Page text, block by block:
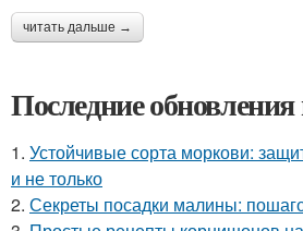
читать дальше →
Последние обновления
1. Устойчивые сорта моркови:
и не только
2. Секреты посадки малины: